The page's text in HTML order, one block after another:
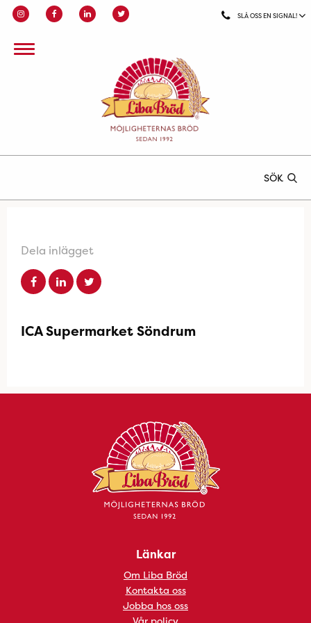
SLÅ OSS EN SIGNAL!
SÖK
Dela inlägget
ICA Supermarket Söndrum
Länkar
Om Liba Bröd
Kontakta oss
Jobba hos oss